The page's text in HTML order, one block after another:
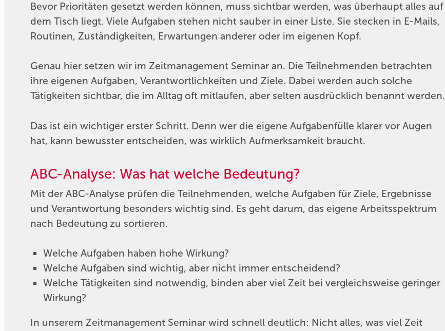
Bevor Prioritäten gesetzt werden können, muss sichtbar werden, was überhaupt alles auf
dem Tisch liegt. Viele Aufgaben stehen nicht sauber in einer Liste. Sie stecken in E-Mails,
Routinen, Zuständigkeiten, Erwartungen anderer oder im eigenen Kopf.
Genau hier setzen wir im Zeitmanagement Seminar an. Die Teilnehmenden betrachten
ihre eigenen Aufgaben, Verantwortlichkeiten und Ziele. Dabei werden auch solche
Tätigkeiten sichtbar, die im Alltag oft mitlaufen, aber selten ausdrücklich benannt werden.
Das ist ein wichtiger erster Schritt. Denn wer die eigene Aufgabenfülle klarer vor Augen
hat, kann bewusster entscheiden, was wirklich Aufmerksamkeit braucht.
ABC-Analyse: Was hat welche Bedeutung?
Mit der ABC-Analyse prüfen die Teilnehmenden, welche Aufgaben für Ziele, Ergebnisse
und Verantwortung besonders wichtig sind. Es geht darum, das eigene Arbeitsspektrum
nach Bedeutung zu sortieren.
Welche Aufgaben haben hohe Wirkung?
Welche Aufgaben sind wichtig, aber nicht immer entscheidend?
Welche Tätigkeiten sind notwendig, binden aber viel Zeit bei vergleichsweise geringer
Wirkung?
In unserem Zeitmanagement Seminar wird schnell deutlich: Nicht alles, was viel Zeit